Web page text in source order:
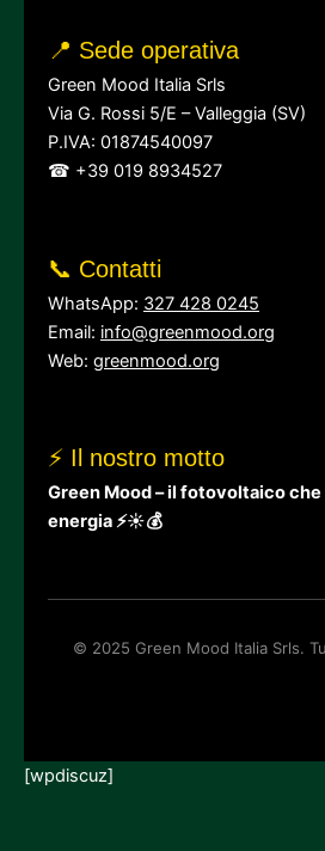
📍 Sede operativa
Green Mood Italia Srls
Via G. Rossi 5/E – Valleggia (SV)
P.IVA: 01874540097
☎ +39 019 8934527
📞 Contatti
WhatsApp: 327 428 0245
Email: info@greenmood.org
Web: greenmood.org
⚡ Il nostro motto
Green Mood – il fotovoltaico
energia ⚡☀💰
© 2025 Green Mood Italia Srls.
[wpdiscuz]